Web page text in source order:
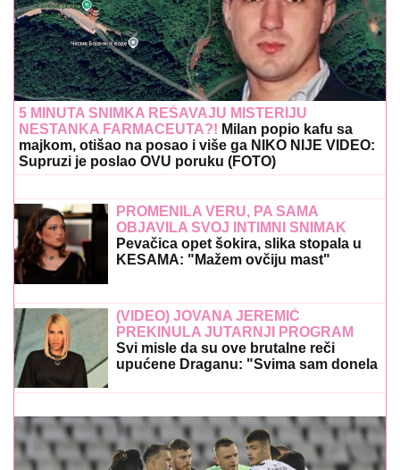
5 MINUTA SNIMKA REŠAVAJU MISTERIJU
NESTANKA FARMACEUTA?! Milan popio kafu sa
majkom, otišao na posao i više ga NIKO NIJE VIDEO:
Supruzi je poslao OVU poruku (FOTO)
PROMENILA VERU, PA SAMA
OBJAVILA SVOJ INTIMNI SNIMAK
Pevačica opet šokira, slika stopala u
KESAMA: "Mažem ovčiju mast"
(VIDEO) JOVANA JEREMIĆ
PREKINULA JUTARNJI PROGRAM
Svi misle da su ove brutalne reči
upućene Draganu: "Svima sam donela